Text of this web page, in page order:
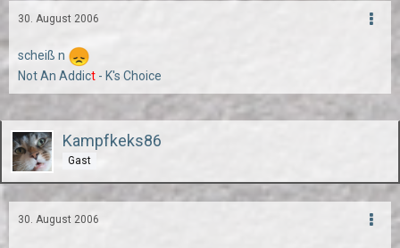
30. August 2006
scheiß n
Not An Addict - K's Choice
Kampfkeks86
Gast
30. August 2006